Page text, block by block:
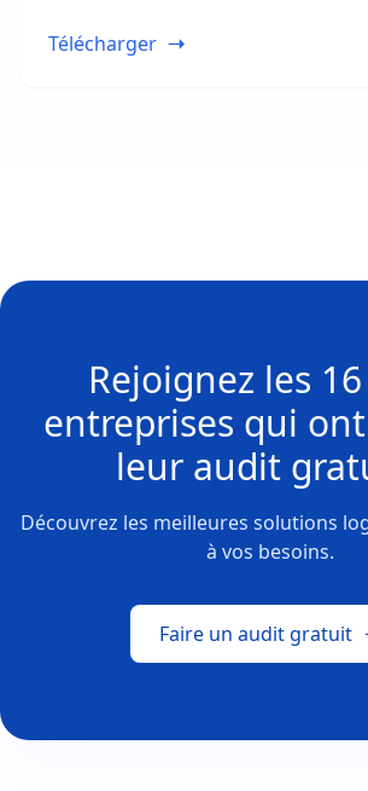
Télécharger
Rejoignez les
entreprises qui
leur audit
Découvrez les meilleures solutions
à vos besoins.
Faire un audit gratuit